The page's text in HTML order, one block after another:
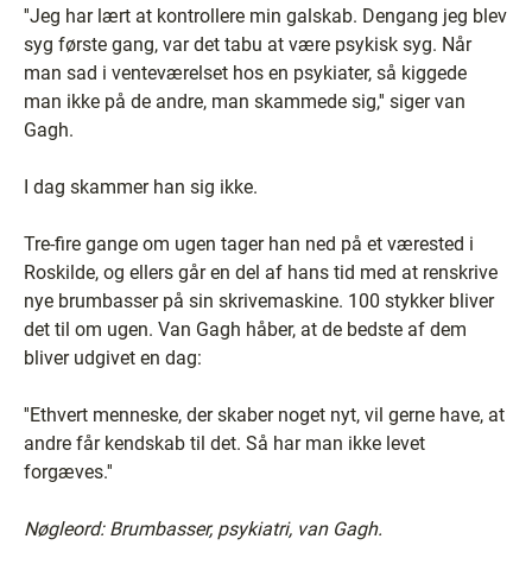
''Jeg har lært at kontrollere min galskab. Dengang jeg blev
syg første gang, var det tabu at være psykisk syg. Når
man sad i venteværelset hos en psykiater, så kiggede
man ikke på de andre, man skammede sig,'' siger van
Gagh.
I dag skammer han sig ikke.
Tre-fire gange om ugen tager han ned på et værested i
Roskilde, og ellers går en del af hans tid med at renskrive
nye brumbasser på sin skrivemaskine. 100 stykker bliver
det til om ugen. Van Gagh håber, at de bedste af dem
bliver udgivet en dag:
''Ethvert menneske, der skaber noget nyt, vil gerne have, at
andre får kendskab til det. Så har man ikke levet
forgæves.''
Nøgleord: Brumbasser, psykiatri, van Gagh.